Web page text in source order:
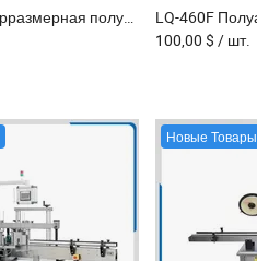
LQ-460H Суперразмерная полусамозарядная швейная машина для постпечатной обработки
100,00 $ / шт.
Новые Товары